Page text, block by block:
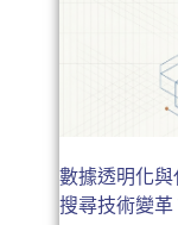
數據透明化與
搜尋技術變革